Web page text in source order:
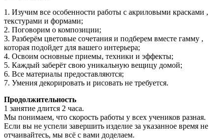
1. Изучим все особенности работы с акриловыми красками ,
текстурами и формами;
2. Поговорим о композиции;
3. Разберём цветовые сочетания и подберем вместе гамму ,
которая подойдет для вашего интерьера;
4. Освоим основные приемы, техники и эффекты;
5. Каждый заберёт свою уникальную вещицу домой;
6. Все материалы предоставляются;
7. Умения декорировать и рисовать не требуется.
Продолжительность
1 занятие длится 2 часа.
Мы понимаем, что скорость работы у всех учеников разная.
Если вы не успели завершить изделие за указанное время не
отчаивайтесь, мы всё с вами доделаем.